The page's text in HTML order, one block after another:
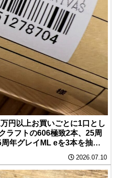
円以上お買いごとに1口とし
ラフトの606極致2本、25周
年グレイML eを3本を抽選
2026.07.10